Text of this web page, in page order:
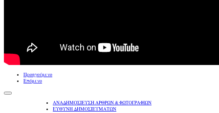
Προηγούμενο
Επόμενο
ΑΝΑΔΗΜΟΣΙΕΥΣΗ ΑΡΘΡΩΝ & ΦΩΤΟΓΡΑΦΙΩΝ
ΕΥΘΥΝΗ ΔΗΜΟΣΙΕΥΜΑΤΩΝ